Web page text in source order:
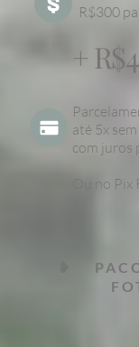
R$300
+
até 5x
com juros
Ou no
❥